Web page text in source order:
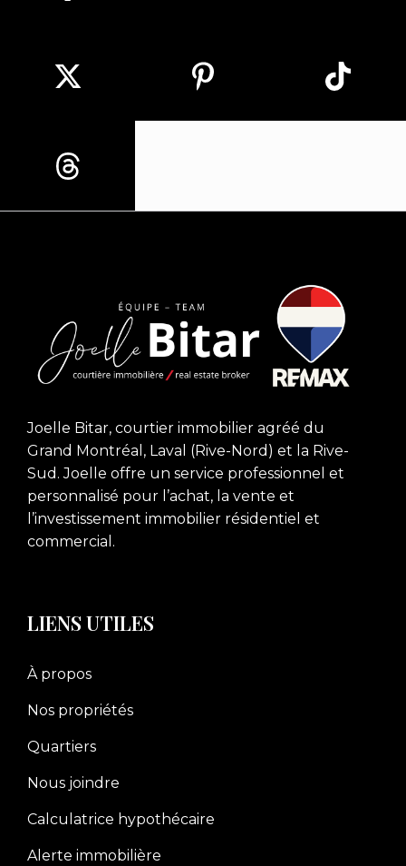
Joelle Bitar, courtier immobilier agréé du
Grand Montréal, Laval (Rive-Nord) et la Rive-
Sud. Joelle offre un service professionnel et
personnalisé pour l’achat, la vente et
l’investissement immobilier résidentiel et
commercial.
LIENS UTILES
À propos
Nos propriétés
Quartiers
Nous joindre
Calculatrice hypothécaire
Alerte immobilière